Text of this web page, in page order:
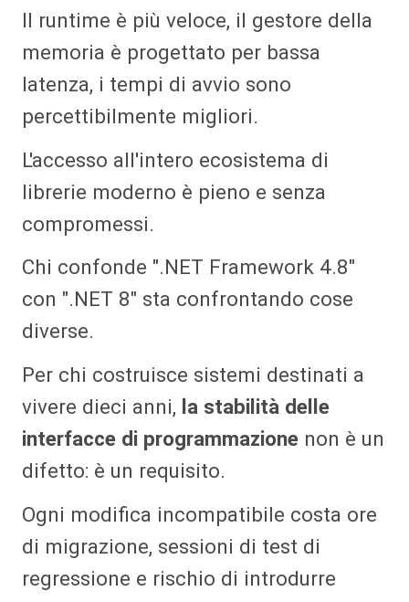
Il runtime è più veloce, il gestore della
memoria è progettato per bassa
latenza, i tempi di avvio sono
percettibilmente migliori.
L'accesso all'intero ecosistema di
librerie moderno è pieno e senza
compromessi.
Chi confonde ".NET Framework 4.8"
con ".NET 8" sta confrontando cose
diverse.
Per chi costruisce sistemi destinati a
vivere dieci anni, la stabilità delle
interfacce di programmazione non è un
difetto: è un requisito.
Ogni modifica incompatibile costa ore
di migrazione, sessioni di test di
regressione e rischio di introdurre